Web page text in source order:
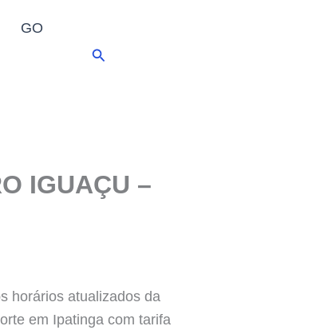
GO
Pesquisar
IGUAÇU –
horários atualizados da
em Ipatinga com tarifa